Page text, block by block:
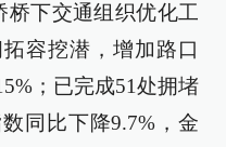
桥下交通组织优化工
容挖潜，增加路口
；已完成51处拥堵
同比下降9.7%，金